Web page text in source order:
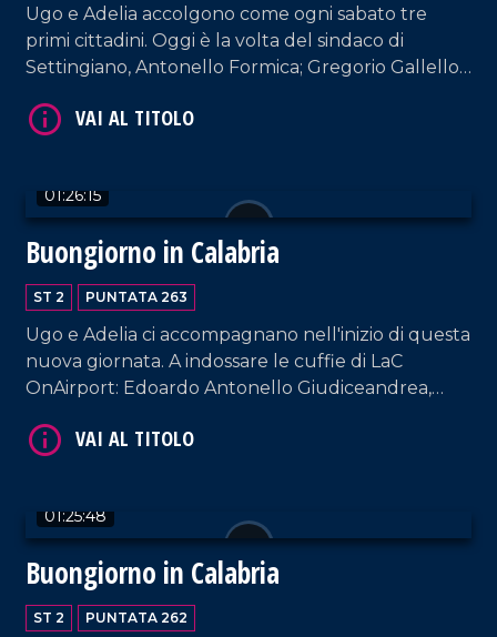
Ugo e Adelia accolgono come ogni sabato tre
primi cittadini. Oggi è la volta del sindaco di
Settingiano, Antonello Formica; Gregorio Gallello
Vincenzo Pellegrino.
01:26:15
Buongiorno in Calabria
ST 2 PUNTATA 263
Ugo e Adelia ci accompagnano nell'inizio di questa
nuova giornata. A indossare le cuffie di LaC
OnAirport: Edoardo Antonello Giudiceandrea,
Petronà; Donatella Deposito, sindaca di Parenti.
01:25:48
Buongiorno in Calabria
ST 2 PUNTATA 262
VAI AL TITOLO
VAI AL TITOLO
VAI AL TITOLO